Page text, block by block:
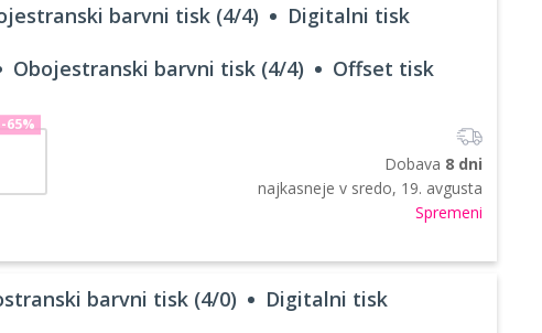
barvni tisk (4/4) Digitalni tisk
Obojestranski barvni tisk (4/4) Offset tisk
-65%
Dobava 8 dni
najkasneje v sredo, 19. avgusta
Spremeni
barvni tisk (4/0) Digitalni tisk